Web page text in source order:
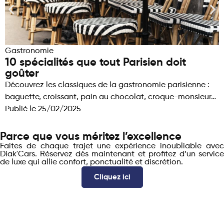
Gastronomie
10 spécialités que tout Parisien doit
goûter
Découvrez les classiques de la gastronomie parisienne :
baguette, croissant, pain au chocolat, croque-monsieur…
Publié le 25/02/2025
Parce que vous méritez l’excellence
Faites de chaque trajet une expérience inoubliable avec
Diak'Cars. Réservez dès maintenant et profitez d’un service
de luxe qui allie confort, ponctualité et discrétion.
Cliquez ici